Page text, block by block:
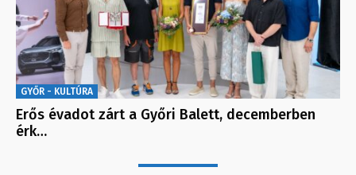
GYŐR - KULTÚRA
Erős évadot zárt a Győri Balett, decemberben
érk…